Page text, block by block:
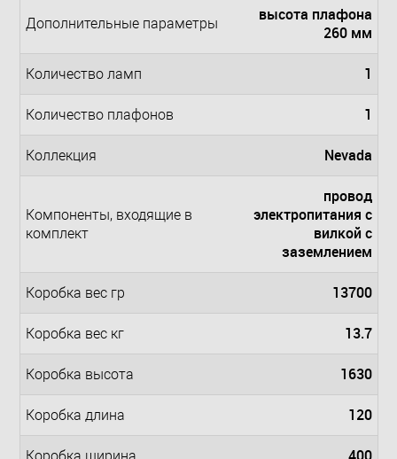
Дополнительные параметры
высота плафона
260 мм
Количество ламп 1
Количество плафонов 1
Коллекция Nevada
Компоненты, входящие в
комплект
провод
электропитания с
вилкой с
заземлением
Коробка вес гр 13700
Коробка вес кг 13.7
Коробка высота 1630
Коробка длина 120